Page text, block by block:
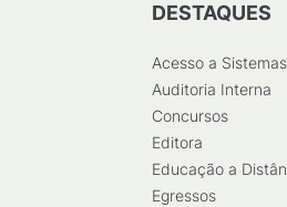
DESTAQUES
Acesso a Sistemas
Auditoria Interna
Concursos
Editora
Educação a
Egressos